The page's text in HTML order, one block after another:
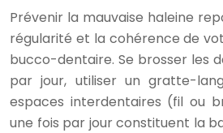
Prévenir la mauvaise haleine
régularité et la cohérence de
bucco-dentaire. Se brosser les
par jour, utiliser un gratte-
espaces interdentaires (fil ou
une fois par jour constituent la